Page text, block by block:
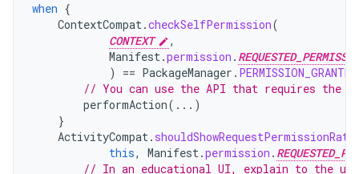
when {
ContextCompat.checkSelfPermission(
CONTEXT
,
Manifest.permission .
)
== PackageManager . PERMISSION_GRANTED
// You can use the API that requires the
performAction(...)
}
ActivityCompat.
this, Manifest.permission .
// In an educational UI, explain to the